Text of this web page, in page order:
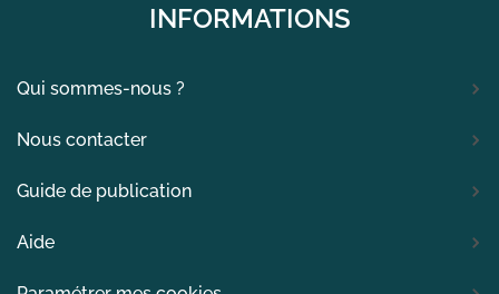
INFORMATIONS
Qui sommes-nous ?
Nous contacter
Guide de publication
Aide